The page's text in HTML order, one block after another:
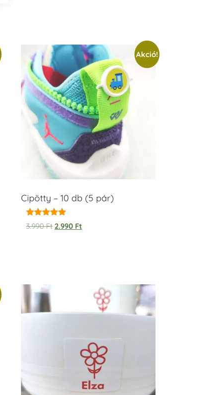
Akció!
Cipötty – 10 db (5 pár)
Értékelés:
5.00
3.990Ft 2.990 Ft